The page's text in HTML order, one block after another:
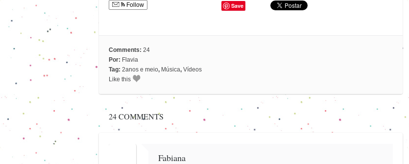
Follow Save
Comments: 24
Por: Flavia
Tag: 2anos e meio, Música, Vídeos
Like this
24 COMMENTS
Fabiana